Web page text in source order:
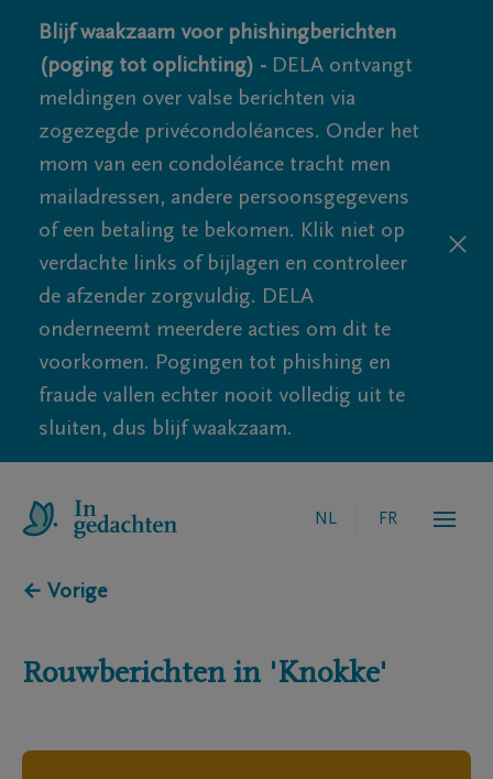
Blijf waakzaam voor phishingberichten
(poging tot oplichting) - DELA ontvangt
meldingen over valse berichten via
zogezegde privécondoléances. Onder het
mom van een condoléance tracht men
mailadressen, andere persoonsgegevens
of een betaling te bekomen. Klik niet op
verdachte links of bijlagen en controleer
de afzender zorgvuldig. DELA
onderneemt meerdere acties om dit te
voorkomen. Pogingen tot phishing en
fraude vallen echter nooit volledig uit te
sluiten, dus blijf waakzaam.
NL FR
← Vorige
Rouwberichten in 'Knokke'